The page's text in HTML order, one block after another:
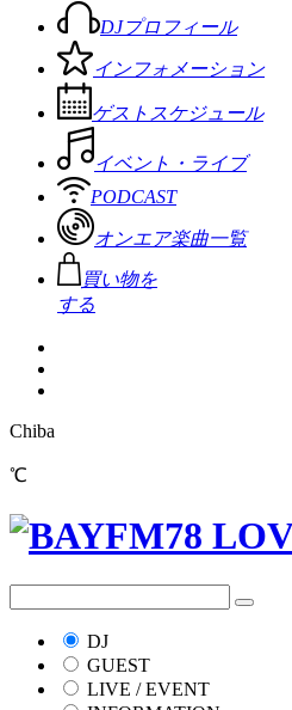
DJプロフィール
インフォメーション
ゲストスケジュール
イベント・ライブ
PODCAST
オンエア楽曲一覧
買い物を
する
Chiba
℃
DJ
GUEST
LIVE / EVENT